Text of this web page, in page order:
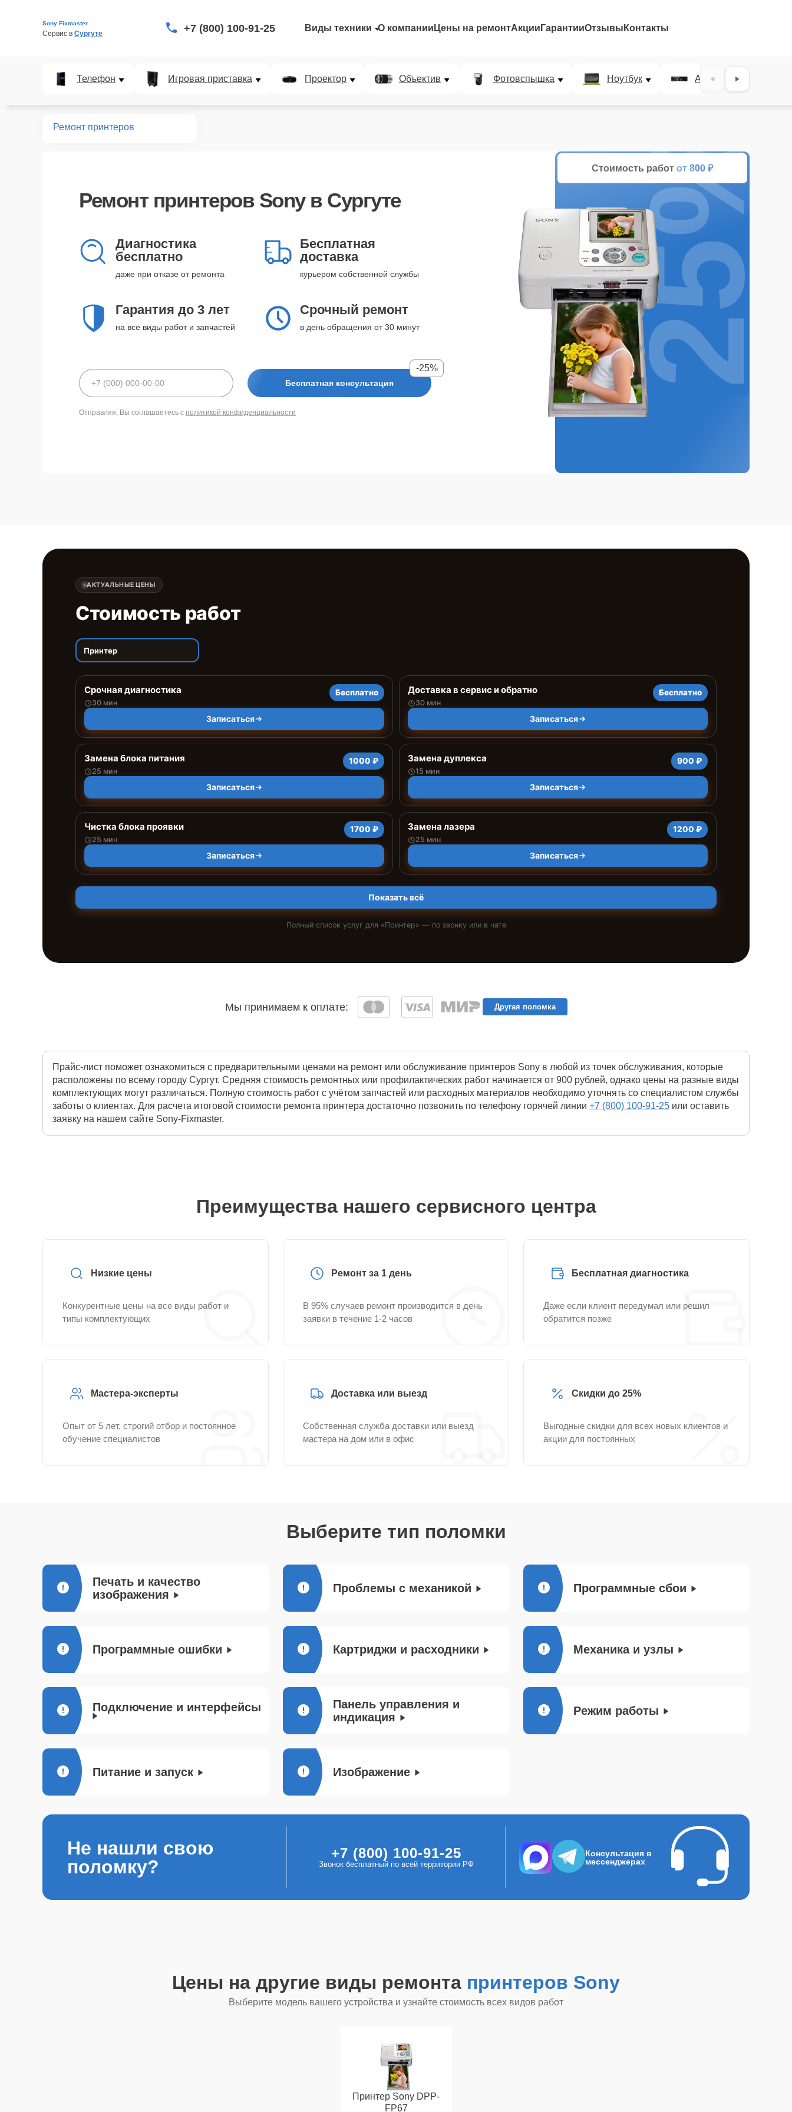
Sony Fixmaster
Сервис в Сургуте +7 (800) 100-91-25 Виды техники О компании Цены на ремонтАкции ГарантииОтзывы Контакты
Телефон Игровая приставка Проектор Объектив Фотовспышка Ноутбук AV-ресивер
Ремонт принтеров
Ремонт принтеров Sonyв Сургуте
Диагностика
бесплатно
даже при отказе от ремонта
Бесплатная
доставка
курьером собственной службы
Гарантия до 3 лет
на все виды работ и запчастей
Срочный ремонт
в день обращения от 30 минут
Бесплатная консультация
-25%
Отправляя, Вы соглашаетесь с политикой конфиденциальности
Стоимость работ от 800 ₽
25%
АКТУАЛЬНЫЕ ЦЕНЫ
Стоимость работ
Принтер
Срочная диагностика
30 мин
Бесплатно
Записаться
Доставка в сервис и обратно
30 мин
Бесплатно
Записаться
Замена блока питания
25 мин
1000 ₽
Записаться
Замена дуплекса
15 мин
900 ₽
Записаться
Чистка блока проявки
25 мин
1700 ₽
Записаться
Замена лазера
25 мин
1200 ₽
Записаться
Показать всё
Полный список услуг для «Принтер» — по звонку или в чате
Мы принимаем к оплате: Другая поломка
Прайс-лист поможет ознакомиться с предварительными ценами на ремонт или обслуживание принтеров Sony в любой из точек обслуживания, которые
расположены по всему городу Сургут. Средняя стоимость ремонтных или профилактических работ начинается от 900 рублей, однако цены на разные виды
комплектующих могут различаться. Полную стоимость работ с учётом запчастей или расходных материалов необходимо уточнять со специалистом службы
заботы о клиентах. Для расчета итоговой стоимости ремонта принтера достаточно позвонить по телефону горячей линии +7 (800) 100-91-25 или оставить
заявку на нашем сайте Sony-Fixmaster.
Преимущества нашего сервисного центра
Низкие цены
Конкурентные цены на все виды работ и
типы комплектующих
Ремонт за 1 день
В 95% случаев ремонт производится в день
заявки в течение 1-2 часов
Бесплатная диагностика
Даже если клиент передумал или решил
обратится позже
Мастера-эксперты
Опыт от 5 лет, строгий отбор и постоянное
обучение специалистов
Доставка или выезд
Собственная служба доставки или выезд
мастера на дом или в офис
Скидки до 25%
Выгодные скидки для всех новых клиентов и
акции для постоянных
Выберите тип поломки
Печать и качество
изображения
Проблемы с механикой Программные сбои
Программные ошибки Картриджи и расходники Механика и узлы
Подключение и интерфейсы
Панель управления и
индикация
Режим работы
Питание и запуск Изображение
Не нашли свою
поломку?
+7 (800) 100-91-25
Звонок бесплатный по всей территории РФ
Консультация в
мессенджерах
Цены на другие виды ремонта принтеров Sony
Выберите модель вашего устройства и узнайте стоимость всех видов работ
Принтер Sony DPP-
FP67